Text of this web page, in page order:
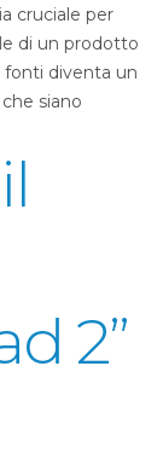
cruciale per
di un prodotto
diventa un
siano
2”